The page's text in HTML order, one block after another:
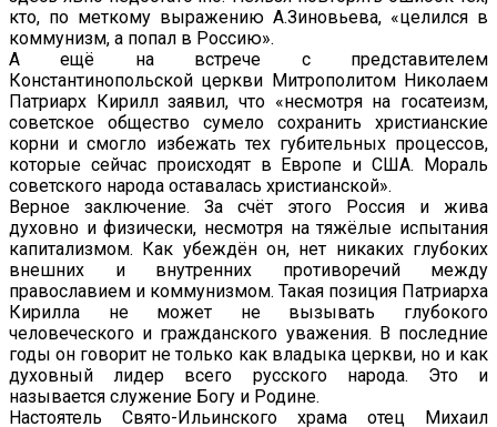
кто, по меткому выражению А.Зиновьева, «целился в
коммунизм, а попал в Россию».
А ещё на встрече с представителем
Константинопольской церкви Митрополитом Николаем
Патриарх Кирилл заявил, что «несмотря на госатеизм,
советское общество сумело сохранить христианские
корни и смогло избежать тех губительных процессов,
которые сейчас происходят в Европе и США. Мораль
советского народа оставалась христианской».
Верное заключение. За счёт этого Россия и жива
духовно и физически, несмотря на тяжёлые испытания
капитализмом. Как убеждён он, нет никаких глубоких
внешних и внутренних противоречий между
православием и коммунизмом. Такая позиция Патриарха
Кирилла не может не вызывать глубокого
человеческого и гражданского уважения. В последние
годы он говорит не только как владыка церкви, но и как
духовный лидер всего русского народа. Это и
называется служение Богу и Родине.
Настоятель Свято-Ильинского храма отец Михаил